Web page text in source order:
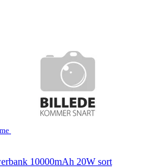
10000mAh 20W sort